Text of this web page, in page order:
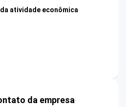
atividade econômica
da empresa